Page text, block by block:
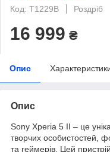
Код: T1229B
Роздріб
16 999 ₴
Опис
Опис
Sony Xperia 5 II – це
творчих особистостей,
та геймерів. Цей